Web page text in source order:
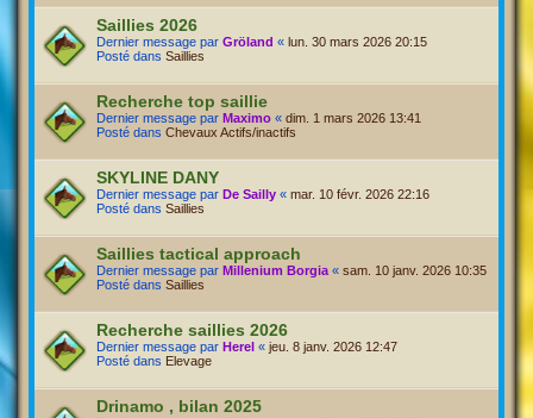
Saillies 2026
Dernier message par Gröland « lun. 30 mars 2026 20:15
Posté dans Saillies
Recherche top saillie
Dernier message par Maximo « dim. 1 mars 2026 13:41
Posté dans Chevaux Actifs/inactifs
SKYLINE DANY
Dernier message par De Sailly « mar. 10 févr. 2026 22:16
Posté dans Saillies
Saillies tactical approach
Dernier message par Millenium Borgia « sam. 10 janv. 2026 10:35
Posté dans Saillies
Recherche saillies 2026
Dernier message par Herel « jeu. 8 janv. 2026 12:47
Posté dans Elevage
Drinamo , bilan 2025